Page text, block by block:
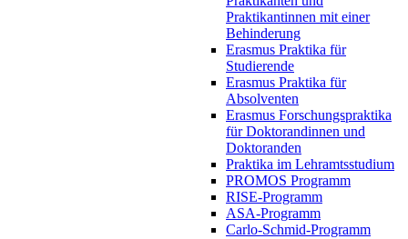
Praktikantinnen mit einer
Behinderung
Erasmus Praktika für
Studierende
Erasmus Praktika für
Absolventen
Erasmus Forschungspraktika
für Doktorandinnen und
Doktoranden
Praktika im Lehramtsstudium
PROMOS Programm
RISE-Programm
ASA-Programm
Carlo-Schmid-Programm